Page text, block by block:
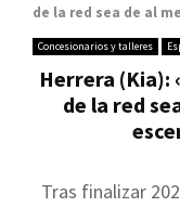
de la red sea de al
Concesionarios y talleres
Herrera (Kia):
de la red
Tras finalizar